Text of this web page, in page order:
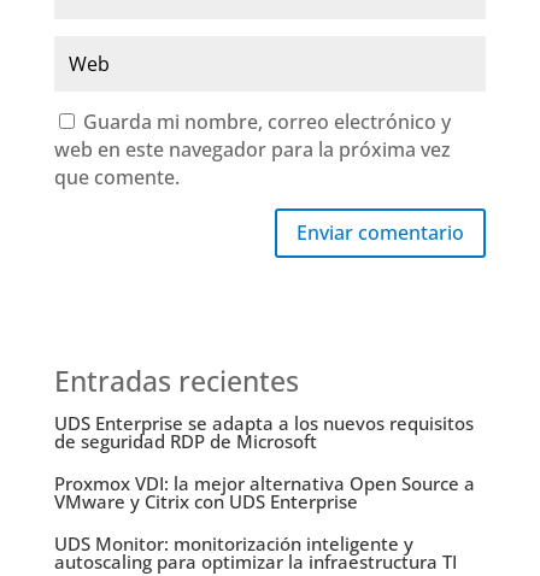
Guarda mi nombre, correo electrónico y
web en este navegador para la próxima vez
que comente.
Enviar comentario
Entradas recientes
UDS Enterprise se adapta a los nuevos requisitos
de seguridad RDP de Microsoft
Proxmox VDI: la mejor alternativa Open Source a
VMware y Citrix con UDS Enterprise
UDS Monitor: monitorización inteligente y
autoscaling para optimizar la infraestructura TI